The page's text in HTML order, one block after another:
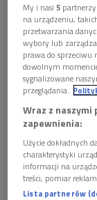
Okładka płyty Foto:
POSŁUCHAJ
10:52
Marcin
(Poranek
My i nasi5
na urządzeniu,
przetwarzania
wybory lub
prawa do sprzeciwu
dowolnym
sygnalizowane
przeglądania.
Wraz z
zapewnienia:
Użycie dokładnych
charakterystyki
informacji na
treści, pomiar
Lista partnerów